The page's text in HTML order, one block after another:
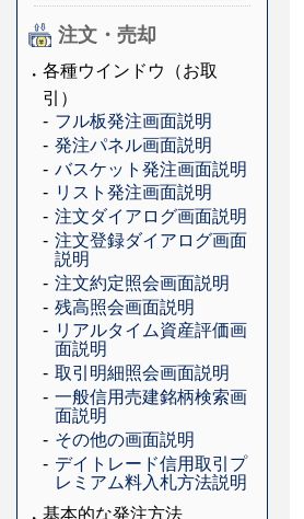
注文・売却
各種ウインドウ（お取
引）
フル板発注画面説明
発注パネル画面説明
バスケット発注画面説明
リスト発注画面説明
注文ダイアログ画面説明
注文登録ダイアログ画面
説明
注文約定照会画面説明
残高照会画面説明
リアルタイム資産評価画
面説明
取引明細照会画面説明
一般信用売建銘柄検索画
面説明
その他の画面説明
デイトレード信用取引プ
レミアム料入札方法説明
基本的な発注方法